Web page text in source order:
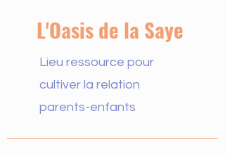
L'Oasis de la Saye
Lieu ressource pour
cultiver la relation
parents-enfants